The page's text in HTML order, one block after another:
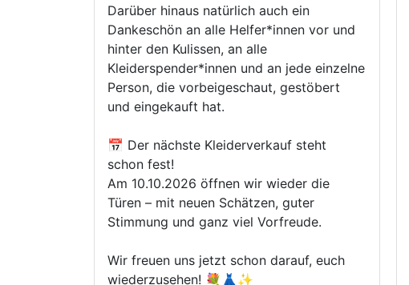
Darüber hinaus natürlich auch ein
Dankeschön an alle Helfer*innen vor und
hinter den Kulissen, an alle
Kleiderspender*innen und an jede einzelne
Person, die vorbeigeschaut, gestöbert
und eingekauft hat.
📅 Der nächste Kleiderverkauf steht
schon fest!
Am 10.10.2026 öffnen wir wieder die
Türen – mit neuen Schätzen, guter
Stimmung und ganz viel Vorfreude.
Wir freuen uns jetzt schon darauf, euch
wiederzusehen! 💐👗✨